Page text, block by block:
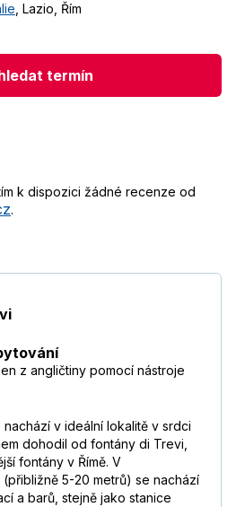
Lazio, Řím
termín
k dispozici žádné recenze od
.
z angličtiny pomocí nástroje
v ideální lokalitě v srdci
dohodil od fontány di Trevi,
fontány v Římě. V
5-20 metrů) se nachází
a barů, stejně jako stanice